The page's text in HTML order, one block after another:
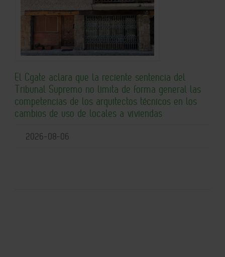
El Cgate aclara que la reciente sentencia del
Tribunal Supremo no limita de forma general las
competencias de los arquitectos técnicos en los
cambios de uso de locales a viviendas
2026-08-06